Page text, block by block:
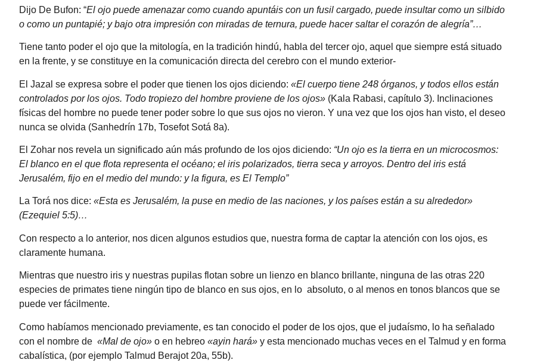
Dijo De Bufon: “El ojo puede amenazar como cuando apuntáis con un fusil cargado, puede insultar como un silbido
o como un puntapié; y bajo otra impresión con miradas de ternura, puede hacer saltar el corazón de alegría”…
Tiene tanto poder el ojo que la mitología, en la tradición hindú, habla del tercer ojo, aquel que siempre está situado
en la frente, y se constituye en la comunicación directa del cerebro con el mundo exterior-
El Jazal se expresa sobre el poder que tienen los ojos diciendo: «El cuerpo tiene 248 órganos, y todos ellos están
controlados por los ojos. Todo tropiezo del hombre proviene de los ojos» (Kala Rabasi, capítulo 3). Inclinaciones
físicas del hombre no puede tener poder sobre lo que sus ojos no vieron. Y una vez que los ojos han visto, el deseo
nunca se olvida (Sanhedrín 17b, Tosefot Sotá 8a).
El Zohar nos revela un significado aún más profundo de los ojos diciendo: “Un ojo es la tierra en un microcosmos:
El blanco en el que flota representa el océano; el iris polarizados, tierra seca y arroyos. Dentro del iris está
Jerusalém, fijo en el medio del mundo: y la figura, es El Templo”
La Torá nos dice: «Esta es Jerusalém, la puse en medio de las naciones, y los países están a su alrededor»
(Ezequiel 5:5)…
Con respecto a lo anterior, nos dicen algunos estudios que, nuestra forma de captar la atención con los ojos, es
claramente humana.
Mientras que nuestro iris y nuestras pupilas flotan sobre un lienzo en blanco brillante, ninguna de las otras 220
especies de primates tiene ningún tipo de blanco en sus ojos, en lo absoluto, o al menos en tonos blancos que se
puede ver fácilmente.
Como habíamos mencionado previamente, es tan conocido el poder de los ojos, que el judaísmo, lo ha señalado
con el nombre de «Mal de ojo» o en hebreo «ayin hará» y esta mencionado muchas veces en el Talmud y en forma
cabalística, (por ejemplo Talmud Berajot 20a, 55b).